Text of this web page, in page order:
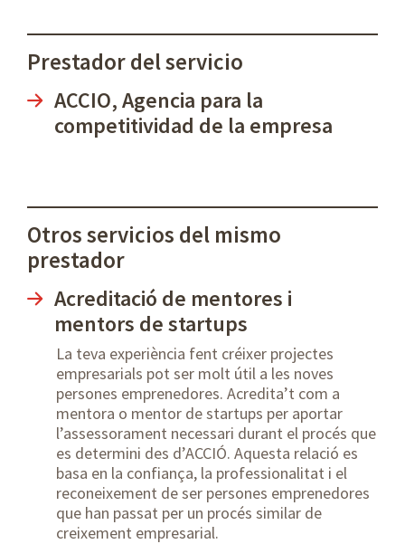
Prestador del servicio
ACCIO, Agencia para la
competitividad de la empresa
Otros servicios del mismo
prestador
Acreditació de mentores i
mentors de startups
La teva experiència fent créixer projectes
empresarials pot ser molt útil a les noves
persones emprenedores. Acredita’t com a
mentora o mentor de startups per aportar
l’assessorament necessari durant el procés que
es determini des d’ACCIÓ. Aquesta relació es
basa en la confiança, la professionalitat i el
reconeixement de ser persones emprenedores
que han passat per un procés similar de
creixement empresarial.